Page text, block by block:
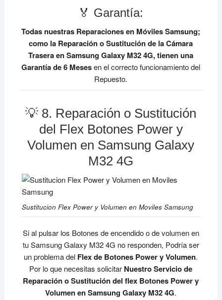
🏅 Garantía:
Todas nuestras Reparaciones en Móviles Samsung;
como la Reparación o Sustitución de la Cámara
Trasera en Samsung Galaxy M32 4G, tienen una
Garantía de 6 Mesesen el correcto funcionamiento del
Repuesto.
💡 8. Reparación o Sustitución
del Flex Botones Power y
Volumen en Samsung Galaxy
M32 4G
Sustitucion Flex Power y Volumen en Moviles Samsung
Si al pulsar los Botones de encendido o de volumen en
tu Samsung Galaxy M32 4G no responden, Podría ser
un problema del Flex de Botones Power y Volumen.
Por lo que necesitas solicitar Nuestro Servicio de
Reparación o Sustitución del flex Botones Power y
Volumen en Samsung Galaxy M32 4G.